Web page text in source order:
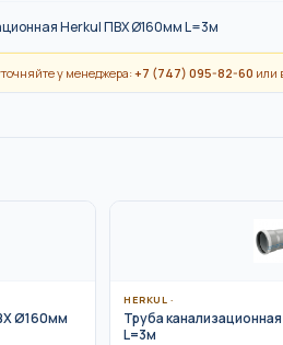
Herkul ПВХ Ø160мм L=3м
у менеджера:+7 (747) 095-82-60 или
Ø160мм
HERKUL ·
Труба
L=3м